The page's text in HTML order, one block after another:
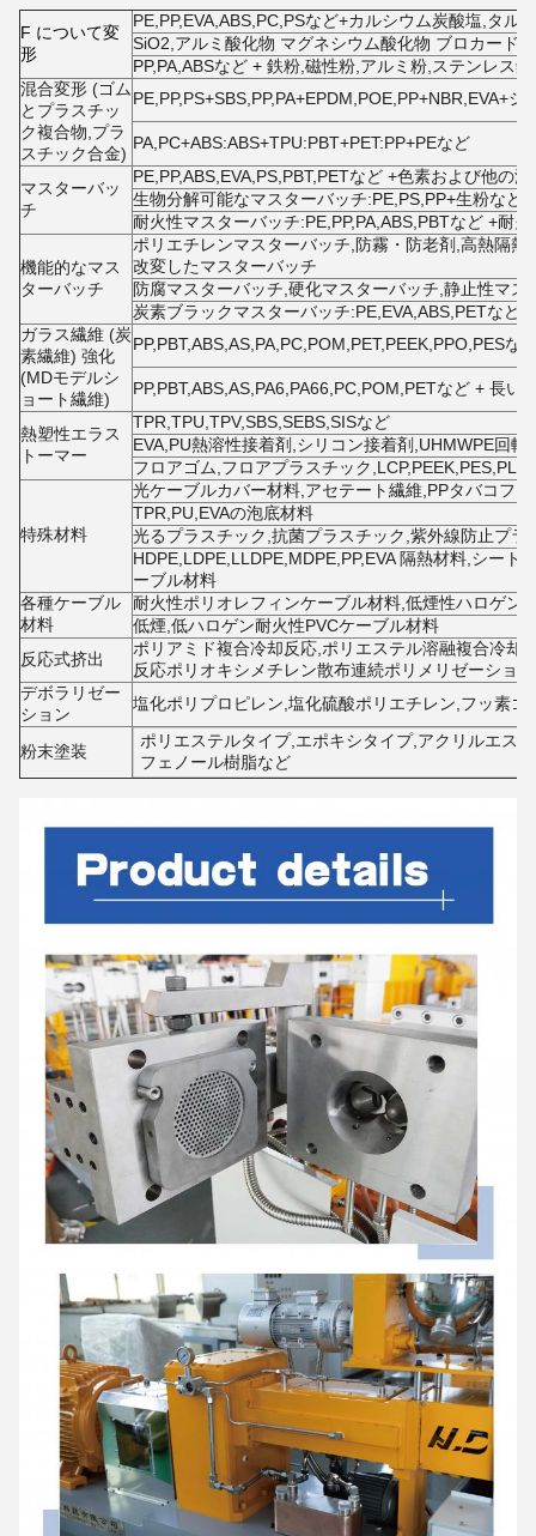
F について変
形
PE,PP,EVA,ABS,PC,PSなど+カルシウム炭酸塩,タル
SiO2,アルミ酸化物 マグネシウム酸化物 ブロカード
PP,PA,ABSなど + 鉄粉,磁性粉,アルミ粉,ステンレス
混合変形 (ゴム
とプラスチッ
ク複合物,プラ
スチック合金)
PE,PP,PS+SBS,PP,PA+EPDM,POE,PP+NBR,EVA+シ
PA,PC+ABS:ABS+TPU:PBT+PET:PP+PEなど
マスターバッ
チ
PE,PP,ABS,EVA,PS,PBT,PETなど +色素および他の添
生物分解可能なマスターバッチ:PE,PS,PP+生粉など
耐火性マスターバッチ:PE,PP,PA,ABS,PBTなど +耐
機能的なマス
ターバッチ
ポリエチレンマスターバッチ,防霧・防老剤,高熱隔
改変したマスターバッチ
防腐マスターバッチ,硬化マスターバッチ,静止性マ
炭素ブラックマスターバッチ:PE,EVA,ABS,PETなど
ガラス繊維 (炭
素繊維) 強化
(MDモデルシ
ョート繊維)
PP,PBT,ABS,AS,PA,PC,POM,PET,PEEK,PPO,PES
PP,PBT,ABS,AS,PA6,PA66,PC,POM,PETなど + 長い
熱塑性エラス
トーマー
TPR,TPU,TPV,SBS,SEBS,SISなど
EVA,PU熱溶性接着剤,シリコン接着剤,UHMWPE回転
フロアゴム,フロアプラスチック
特殊材料
光ケーブルカバー材料,アセテート繊維,PPタバコフ
TPR,PU,EVAの泡底材料
光るプラスチック,抗菌プラスチック,紫外線防止プ
HDPE,LDPE,LLDPE,MDPE,PP,EVA 隔熱材料,シー
ーブル材料
各種ケーブル
材料
耐火性ポリオレフィンケーブル材料,低煙性ハロゲン
低煙,低ハロゲン耐火性PVCケーブル材料
反応式挤出
ポリアミド複合冷却反応,ポリエステル溶融複合冷却
反応ポリオキシメチレン散布連続ポリメリゼーショ
デボラリゼー
ション
塩化ポリプロピレン,塩化硫酸ポリエチレン,フッ素
粉末塗装
ポリエステルタイプ,エポキシタイプ,アクリルエス
フェノール樹脂など